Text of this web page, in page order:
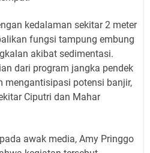
kedalaman sekitar 2 meter
fungsi tampung embung
akibat sedimentasi.
dari program jangka pendek
mengantisipasi potensi banjir,
Ciputri dan Mahar
awak media, Amy Pringgo